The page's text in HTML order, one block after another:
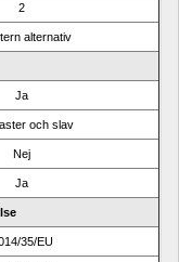
2
alternativ
Ja
och slav
Nej
Ja
35/EU